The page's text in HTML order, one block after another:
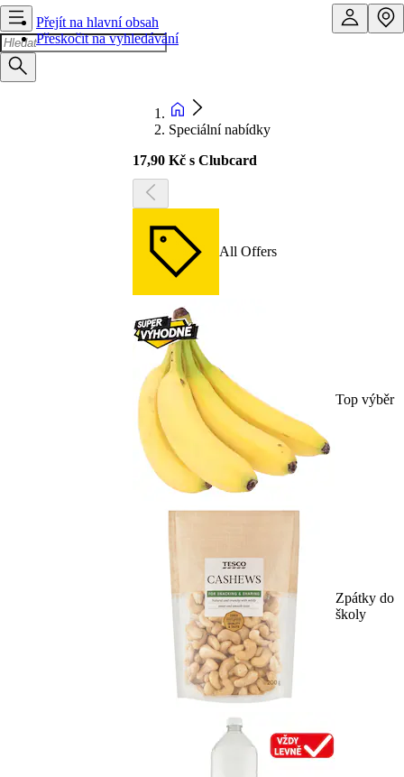
Přejít na hlavní obsah
Přeskočit na vyhledávání
Speciální nabídky
17,90 Kč s Clubcard
All Offers
Top výběr
Zpátky do
školy